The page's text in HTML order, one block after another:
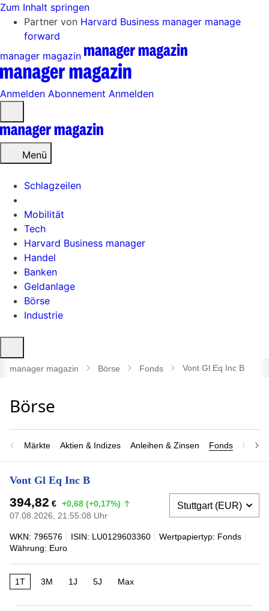
Zum Inhalt springen
Partner von Harvard Business manager manage
forward
manager magazin
Anmelden Abonnement Anmelden
öffnen
Menü
Schlagzeilen
Mobilität
Tech
Harvard Business manager
Handel
Banken
Geldanlage
Börse
Industrie
öffnen
manager magazin Börse Fonds Vont Gl Eq Inc B
Märkte Aktien & Indizes Anleihen & Zinsen Fonds
Vont Gl Eq Inc B
394,82 € +0,68 (+0,17%)
07.08.2026, 21:55:08 Uhr
WKN: 796576 ISIN: LU0129603360
Wertpapiertyp: Fonds
Währung: Euro
1T 3M 1J 5J Max